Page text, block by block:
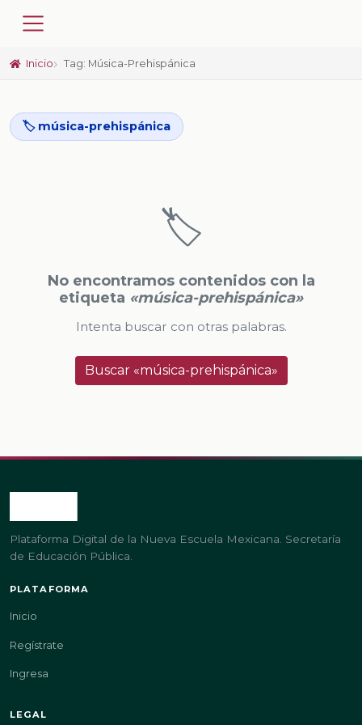
Inicio Tag: Música-Prehispánica
🏷️ música-prehispánica
🏷️
No encontramos contenidos con la
etiqueta «música-prehispánica»
Intenta buscar con otras palabras.
Buscar «música-prehispánica»
Plataforma Digital de la Nueva Escuela Mexicana. Secretaría
de Educación Pública.
PLATAFORMA
Inicio
Regístrate
Ingresa
LEGAL